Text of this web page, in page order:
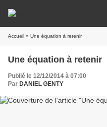
Accueil » Une équation à retenir
Une équation à retenir
Publié le 12/12/2014 à 07:00
Par DANIEL GENTY